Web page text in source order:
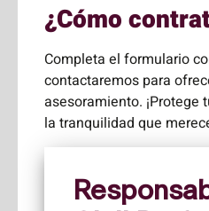
¿Cómo
Completa el formulario
contactaremos para
asesoramiento. ¡Protege
la tranquilidad que